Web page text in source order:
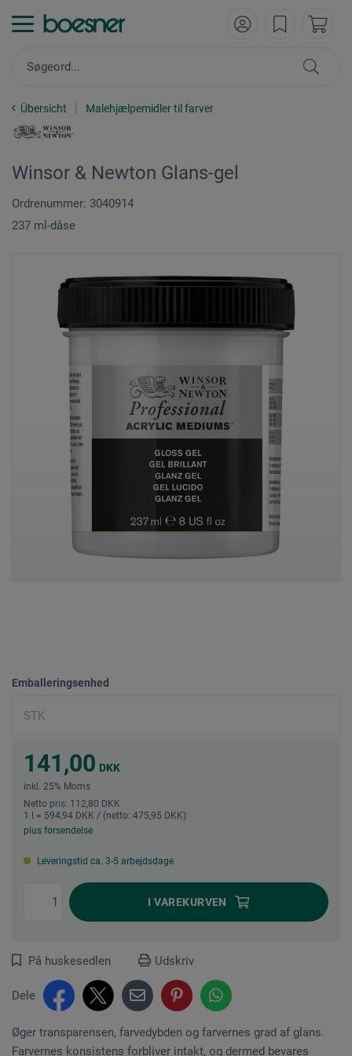
Übersicht Malehjælpemidler til farver
Winsor & Newton Glans-gel
Ordrenummer: 3040914
237 ml-dåse
Emballeringsenhed
141,00 DKK
inkl. 25% Moms
Netto pris: 112,80 DKK
1 l = 594,94 DKK / (netto: 475,95 DKK)
plus forsendelse
Leveringstid ca. 3-5 arbejdsdage
I VAREKURVEN
På huskesedlen Udskriv
Dele
Øger transparensen, farvedybden og farvernes grad af glans.
Farvernes konsistens forbliver intakt, og dermed bevares